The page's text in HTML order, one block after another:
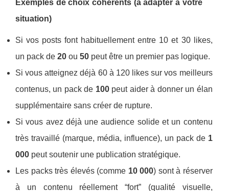
Exemples de choix cohérents (à adapter à votre
situation)
Si vos posts font habituellement entre 10 et 30 likes,
un pack de 20 ou 50 peut être un premier pas logique.
Si vous atteignez déjà 60 à 120 likes sur vos meilleurs
contenus, un pack de 100peut aider à donner un élan
supplémentaire sans créer de rupture.
Si vous avez déjà une audience solide et un contenu
très travaillé (marque, média, influence), un pack de 1
000 peut soutenir une publication stratégique.
Les packs très élevés (comme 10 000) sont à réserver
à un contenu réellement “fort” (qualité visuelle,